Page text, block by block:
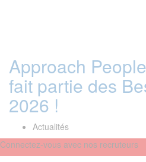
Approach
fait partie des
2026 !
Actualités
Connectez-vous avec nos recruteurs